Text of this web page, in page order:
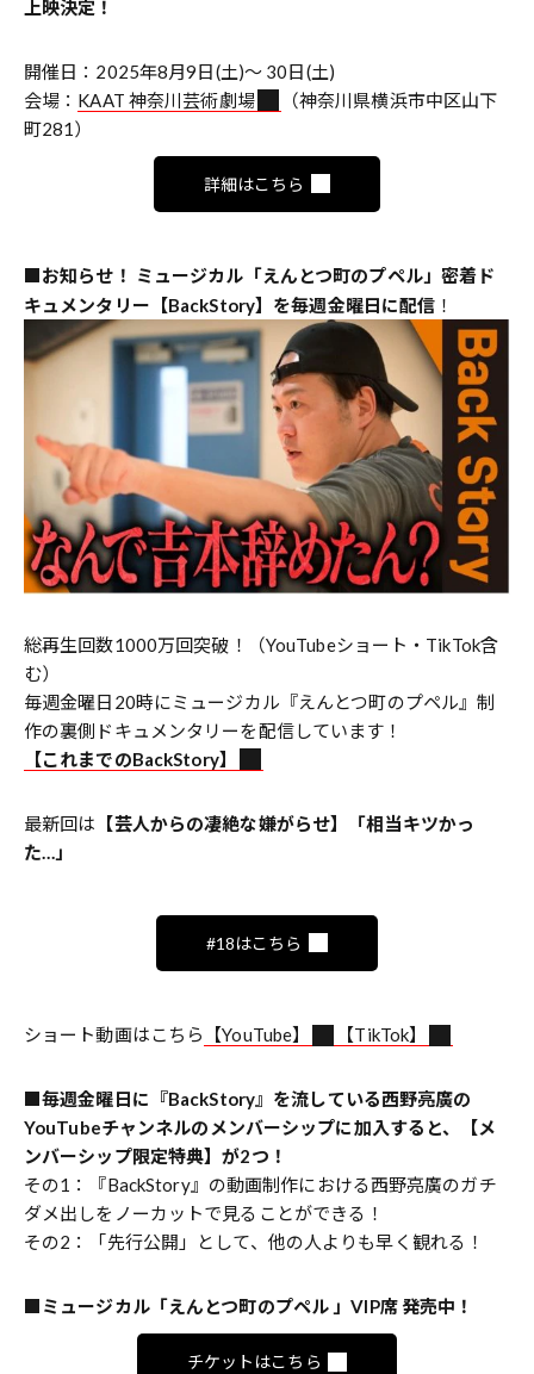
上映決定！
開催日：2025年8月9日(土)〜 30日(土)
会場： KAAT 神奈川芸術劇場
（神奈川県横浜市中区山下
町281）
詳細はこちら
■お知らせ！ ミュージカル「えんとつ町のプペル」密着ド
キュメンタリー【BackStory】 を毎週金曜日に配信 ！
総再生回数1000万回突破！（YouTubeショート・TikTok含
む）
毎週金曜日20時にミュージカル『えんとつ町のプペル』制
作の裏側ドキュメンタリーを配信しています！
【これまでのBackStory】
最新回は 【芸人からの凄絶な嫌がらせ】「相当キツかっ
た…」
#18はこちら
ショート動画はこちら 【YouTube】 【TikTok】
■毎週金曜日に『BackStory』を流している西野亮廣の
YouTubeチャンネルのメンバーシップに加入すると、【メ
ンバーシップ限定特典】が2つ！
その1：『BackStory』の動画制作における西野亮廣のガチ
ダメ出しをノーカットで見ることができる！
その2：「先行公開」として、他の人よりも早く観れる！
■ ミュージカル「えんとつ町のプペル 」VIP席 発売中！
チケットはこちら